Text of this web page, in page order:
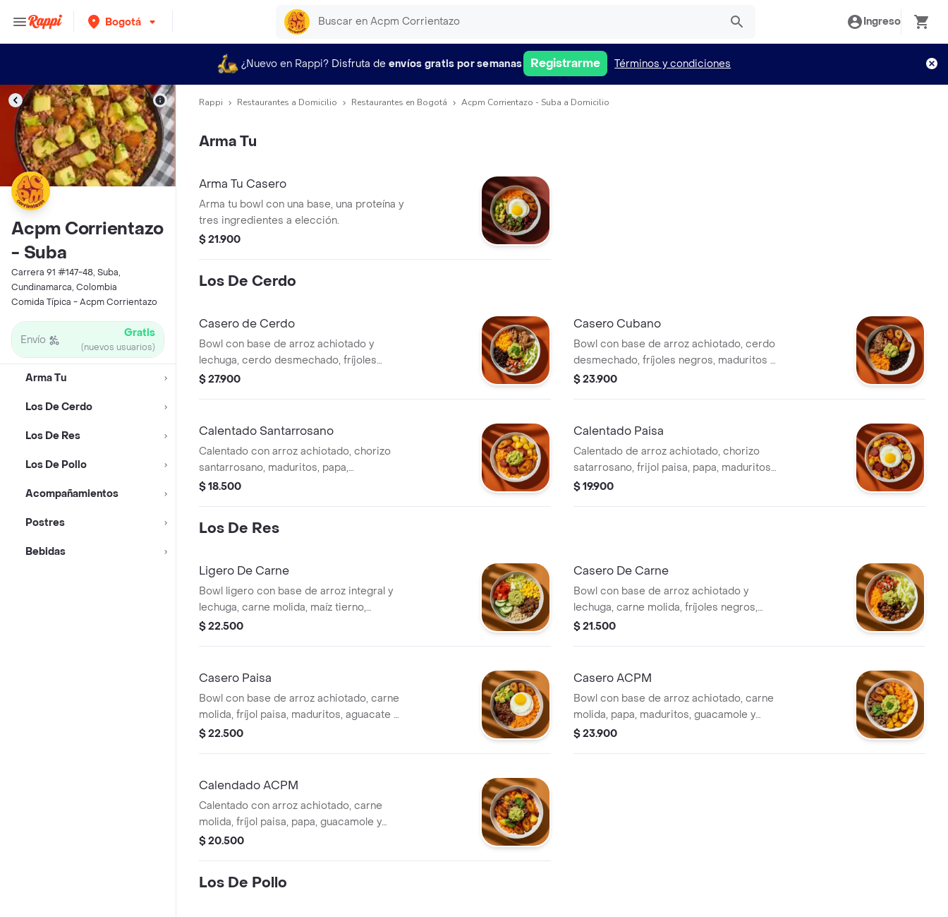
Bogotá Ingreso
¿Nuevo en Rappi? Disfruta de envíos gratis por semanas Registrarme Términos y condiciones
Acpm Corrientazo
- Suba
Carrera 91 #147-48, Suba,
Cundinamarca, Colombia
Comida Típica - Acpm Corrientazo
Envío Gratis
(nuevos usuarios)
Arma Tu
Los De Cerdo
Los De Res
Los De Pollo
Acompañamientos
Postres
Bebidas
Rappi Restaurantes a Domicilio Restaurantes en Bogotá Acpm Corrientazo - Suba a Domicilio
Arma Tu
Arma Tu Casero
Arma tu bowl con una base, una proteína y
tres ingredientes a elección.
$ 21.900
Los De Cerdo
Casero de Cerdo
Bowl con base de arroz achiotado y
lechuga, cerdo desmechado, fríjoles
negros, pico de gallo y guacamole.
$ 27.900
Casero Cubano
Bowl con base de arroz achiotado, cerdo
desmechado, fríjoles negros, maduritos y
guacamole.
$ 23.900
Calentado Santarrosano
Calentado con arroz achiotado, chorizo
santarrosano, maduritos, papa,
guacamole y cilantro (todo viene
$ 18.500
Calentado Paisa
Calentado de arroz achiotado, chorizo
satarrosano, frijol paisa, papa, maduritos,
huevo frito y hogao (todo viene revuelto).
$ 19.900
Los De Res
Ligero De Carne
Bowl ligero con base de arroz integral y
lechuga, carne molida, maíz tierno,
pepino, tomate, guacamole y cilantro.
$ 22.500
Casero De Carne
Bowl con base de arroz achiotado y
lechuga, carne molida, fríjoles negros,
pico de gallo y guacamole.
$ 21.500
Casero Paisa
Bowl con base de arroz achiotado, carne
molida, fríjol paisa, maduritos, aguacate y
huevo frito.
$ 22.500
Casero ACPM
Bowl con base de arroz achiotado, carne
molida, papa, maduritos, guacamole y
cilantro.
$ 23.900
Calendado ACPM
Calentado con arroz achiotado, carne
molida, fríjol paisa, papa, guacamole y
cilantro (todo viene revuelto).
$ 20.500
Los De Pollo